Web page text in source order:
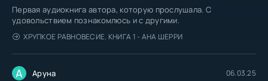
Первая аудиокнига автора, которую прослушала. С
удовольствием познакомлюсь и с другими.
ХРУПКОЕ РАВНОВЕСИЕ. КНИГА 1 - АНА ШЕРРИ
А Аруна 06.03.25